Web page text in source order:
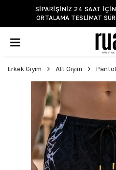
SIPARIŞINIZ 24 SAAT
ORTALAMA TESLIMAT
Erkek Giyim Alt Giyim